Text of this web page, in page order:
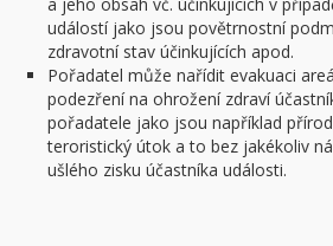
událostí jako jsou povětrnostní
zdravotní stav účinkujících apod.
Pořadatel může nařídit evakuaci
podezření na ohrožení zdraví
pořadatele jako jsou například
teroristický útok a to bez jakékoliv
ušlého zisku účastníka události.